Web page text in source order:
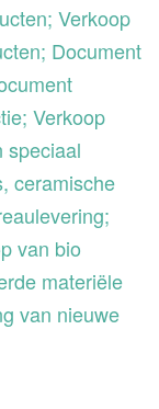
Verkoop
Document
Verkoop
speciaal
ceramische
van bio
materiële
van nieuwe